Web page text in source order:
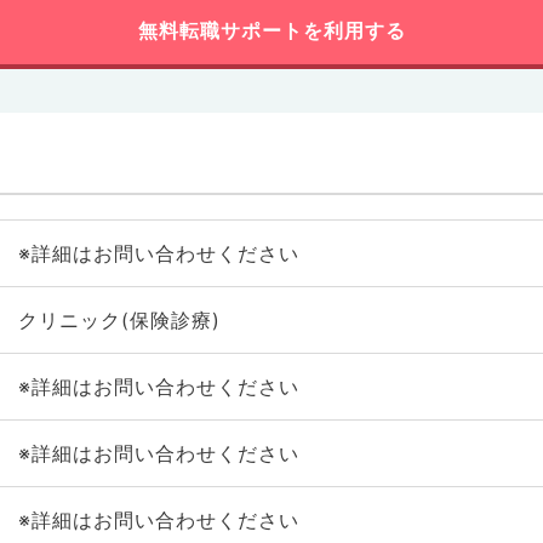
無料転職サポートを利用する
※詳細はお問い合わせください
クリニック(保険診療)
※詳細はお問い合わせください
※詳細はお問い合わせください
※詳細はお問い合わせください